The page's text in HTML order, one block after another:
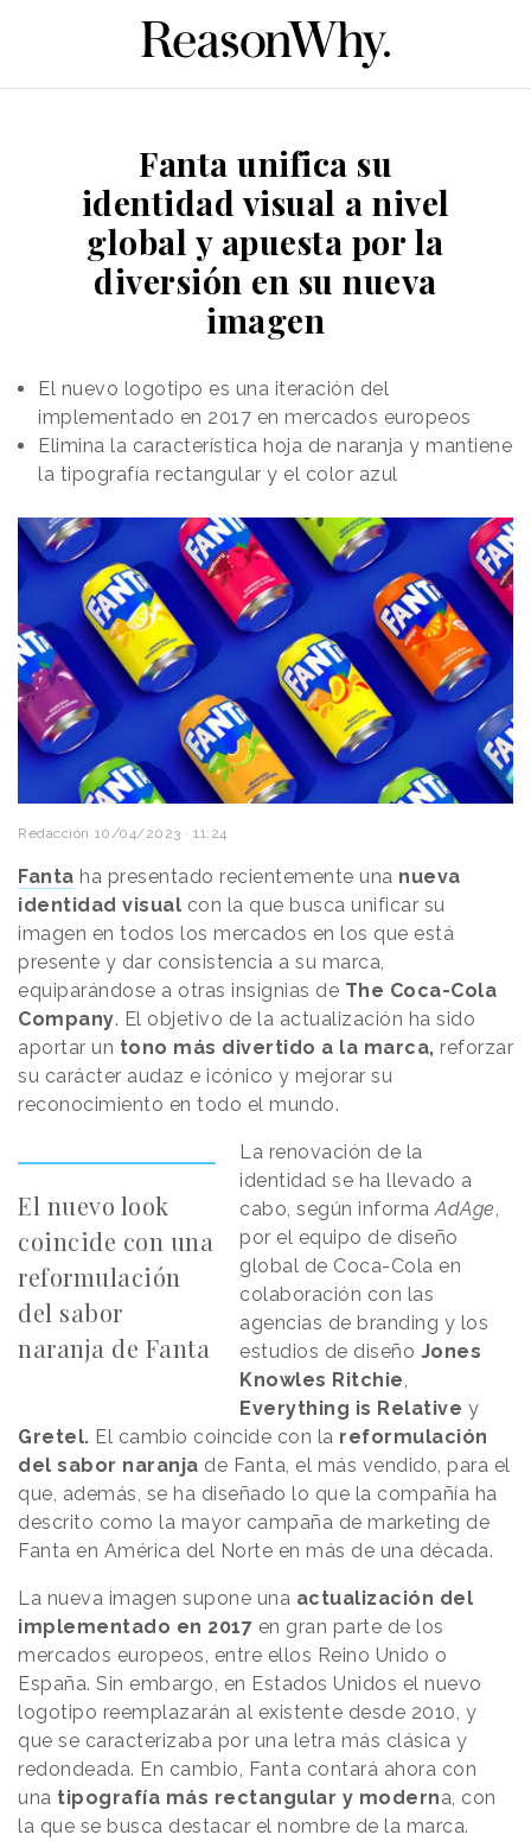
Fanta unifica su
identidad visual a nivel
global y apuesta por la
diversión en su nueva
imagen
El nuevo logotipo es una iteración del
implementado en 2017 en mercados europeos
Elimina la característica hoja de naranja y mantiene
la tipografía rectangular y el color azul
Redacción 10/04/2023 · 11:24
Fanta ha presentado recientemente una nueva
identidad visual con la que busca unificar su
imagen en todos los mercados en los que está
presente y dar consistencia a su marca,
equiparándose a otras insignias de The Coca-Cola
Company. El objetivo de la actualización ha sido
aportar un tono más divertido a la marca, reforzar
su carácter audaz e icónico y mejorar su
reconocimiento en todo el mundo.
El nuevo look
coincide con una
reformulación
del sabor
naranja de Fanta
La renovación de la
identidad se ha llevado a
cabo, según informaAdAge
por el equipo de diseño
global de Coca-Cola en
colaboración con las
agencias de branding y los
estudios de diseño Jones
Knowles Ritchie
Everything is Relative y
Gretel. El cambio coincide con la reformulación
del sabor naranja de Fanta, el más vendido, para el
que, además, se ha diseñado lo que la compañía ha
descrito como la mayor campaña de marketing de
Fanta en América del Norte en más de una década.
La nueva imagen supone una actualización del
implementado en 2017 en gran parte de los
mercados europeos, entre ellos Reino Unido o
España. Sin embargo, en Estados Unidos el nuevo
logotipo reemplazarán al existente desde 2010, y
que se caracterizaba por una letra más clásica y
redondeada. En cambio, Fanta contará ahora con
una tipografía más rectangular y moderna, con
la que se busca destacar el nombre de la marca.